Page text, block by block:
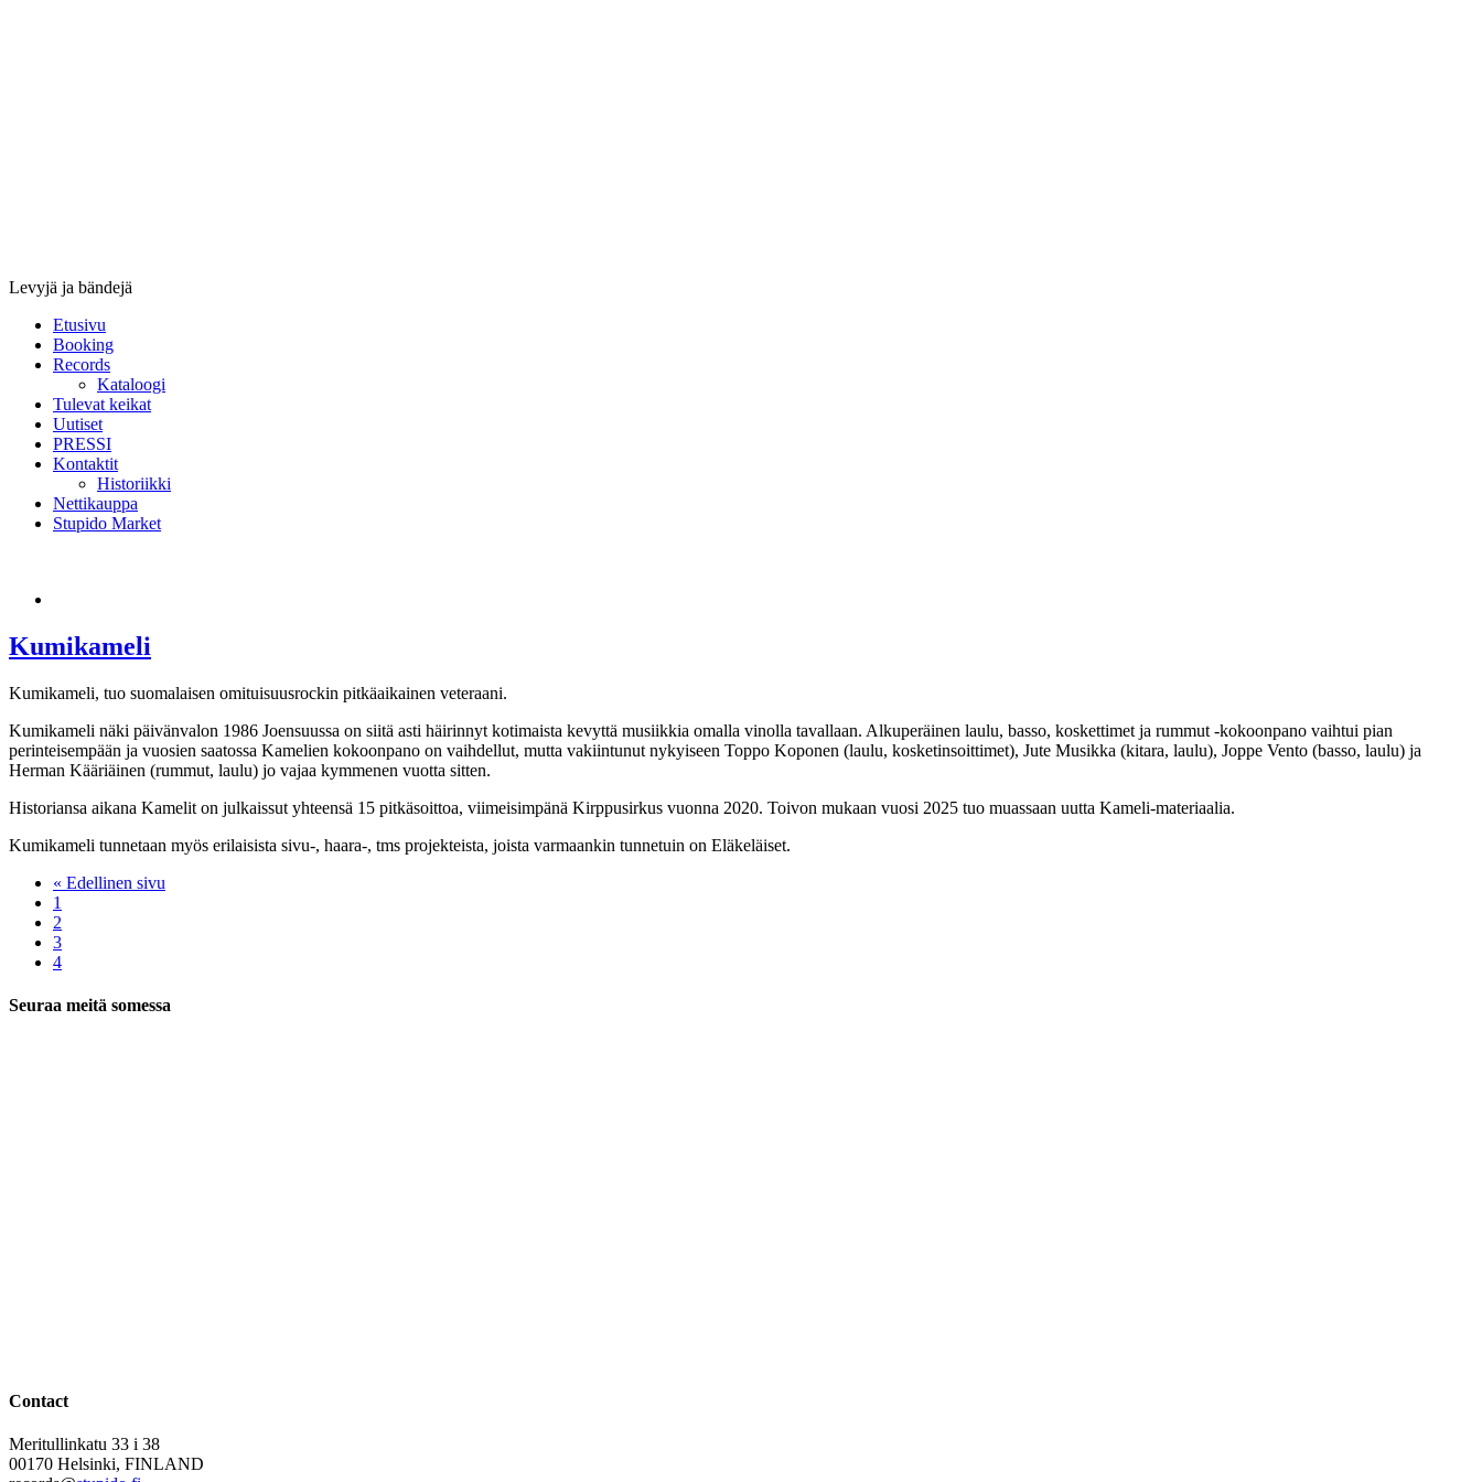
Levyjä ja bändejä
Etusivu
Booking
Records
Kataloogi
Tulevat keikat
Uutiset
PRESSI
Kontaktit
Historiikki
Nettikauppa
Stupido Market
Kumikameli
Kumikameli, tuo suomalaisen omituisuusrockin pitkäaikainen veteraani.
Kumikameli näki päivänvalon 1986 Joensuussa on siitä asti häirinnyt kotimaista kevyttä musiikkia omalla vinolla tavallaan. Alkuperäinen laulu, basso, koskettimet ja rummut -kokoonpano vaihtui pian
perinteisempään ja vuosien saatossa Kamelien kokoonpano on vaihdellut, mutta vakiintunut nykyiseen Toppo Koponen (laulu, kosketinsoittimet), Jute Musikka (kitara, laulu), Joppe Vento (basso, laulu) ja
Herman Kääriäinen (rummut, laulu) jo vajaa kymmenen vuotta sitten.
Historiansa aikana Kamelit on julkaissut yhteensä 15 pitkäsoittoa, viimeisimpänä Kirppusirkus vuonna 2020. Toivon mukaan vuosi 2025 tuo muassaan uutta Kameli-materiaalia.
Kumikameli tunnetaan myös erilaisista sivu-, haara-, tms projekteista, joista varmaankin tunnetuin on Eläkeläiset.
« Edellinen sivu
1
2
3
4
Seuraa meitä somessa
Contact
Meritullinkatu 33 i 38
00170 Helsinki, FINLAND